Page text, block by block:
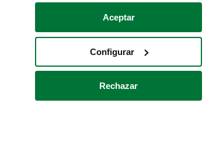
Aceptar
Configurar
Rechazar